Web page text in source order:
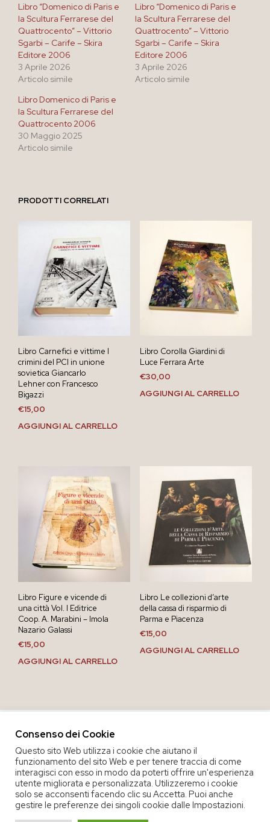
Libro “Domenico di Paris e
la Scultura Ferrarese del
Quattrocento” – Vittorio
Sgarbi – Carife – Skira
Editore 2006
3 Aprile 2026
Articolo simile
Libro “Domenico di Paris e
la Scultura Ferrarese del
Quattrocento” – Vittorio
Sgarbi – Carife – Skira
Editore 2006
3 Aprile 2026
Articolo simile
Libro Domenico di Paris e
la Scultura Ferrarese del
Quattrocento 2006
30 Maggio 2025
Articolo simile
PRODOTTI CORRELATI
Libro Carnefici e vittime I
crimini del PCI in unione
sovietica Giancarlo
Lehner con Francesco
Bigazzi
€15,00
AGGIUNGI AL CARRELLO
Libro Corolla Giardini di
Luce Ferrara Arte
€30,00
AGGIUNGI AL CARRELLO
Libro Figure e vicende di
una città Vol. I Editrice
Coop. A. Marabini – Imola
Nazario Galassi
€15,00
AGGIUNGI AL CARRELLO
Libro Le collezioni d’arte
della cassa di risparmio di
Parma e Piacenza
€15,00
AGGIUNGI AL CARRELLO
COPYRIGHT 2020 COOP. SOC. OFFICINA 68 |
Consenso dei Cookie
Questo sito Web utilizza i cookie che aiutano il
funzionamento del sito Web e per tenere traccia di come
interagisci con esso in modo da poterti offrire un'esperienza
utente migliorata e personalizzata. Utilizzeremo i cookie
solo se acconsenti facendo clic su Accetta. Puoi anche
gestire le preferenze dei singoli cookie dalle Impostazioni.